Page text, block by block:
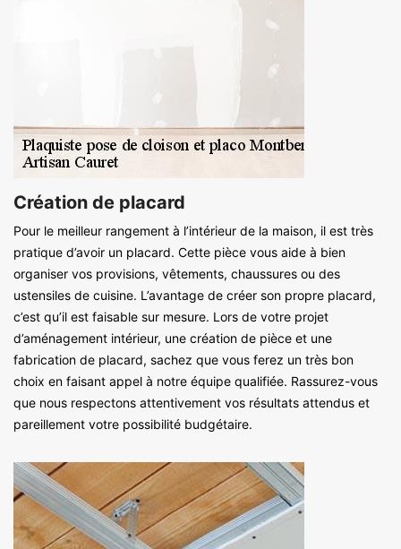
Création de placard
Pour le meilleur rangement à l’intérieur de la maison, il est très
pratique d’avoir un placard. Cette pièce vous aide à bien
organiser vos provisions, vêtements, chaussures ou des
ustensiles de cuisine. L’avantage de créer son propre placard,
c’est qu’il est faisable sur mesure. Lors de votre projet
d’aménagement intérieur, une création de pièce et une
fabrication de placard, sachez que vous ferez un très bon
choix en faisant appel à notre équipe qualifiée. Rassurez-vous
que nous respectons attentivement vos résultats attendus et
pareillement votre possibilité budgétaire.